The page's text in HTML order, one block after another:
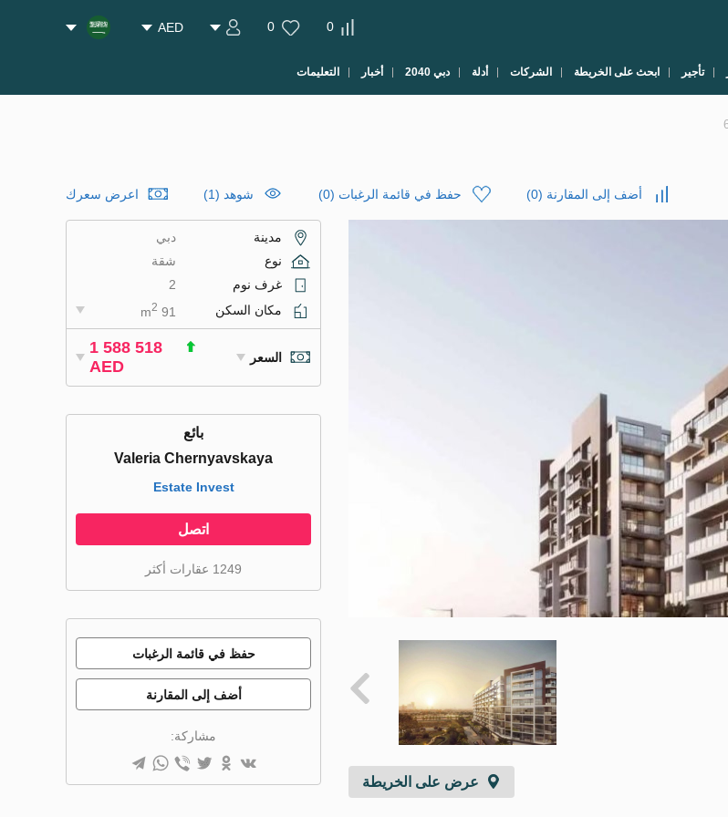
0
0
AED
تأجير ابحث على الخريطة الشركات أدلة دبي 2040 أخبار التعليمات
أضف إلى المقارنة (
0
) حفظ في قائمة الرغبات (
0
) شوهد (1) اعرض سعرك
عرض على الخريطة
مدينة
دبي
نوع
شقة
غرف نوم
2
مكان السكن
91 m
2
السعر
1 588 518
AED
بائع
Valeria Chernyavskaya
Estate Invest
اتصل
1249 عقارات أكثر
حفظ في قائمة الرغبات
أضف إلى المقارنة
مشاركة: